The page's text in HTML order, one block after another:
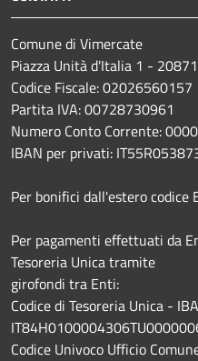
Comune di Vimercate
Piazza Unità d'Italia 1 -
Codice Fiscale: 02026560157
Partita IVA: 00728730961
Numero Conto Corrente:
IBAN per privati:
Per bonifici dall'estero codice
Per pagamenti effettuati da
Tesoreria Unica tramite
girofondi tra Enti:
Codice di Tesoreria Unica -
Codice Univoco Ufficio